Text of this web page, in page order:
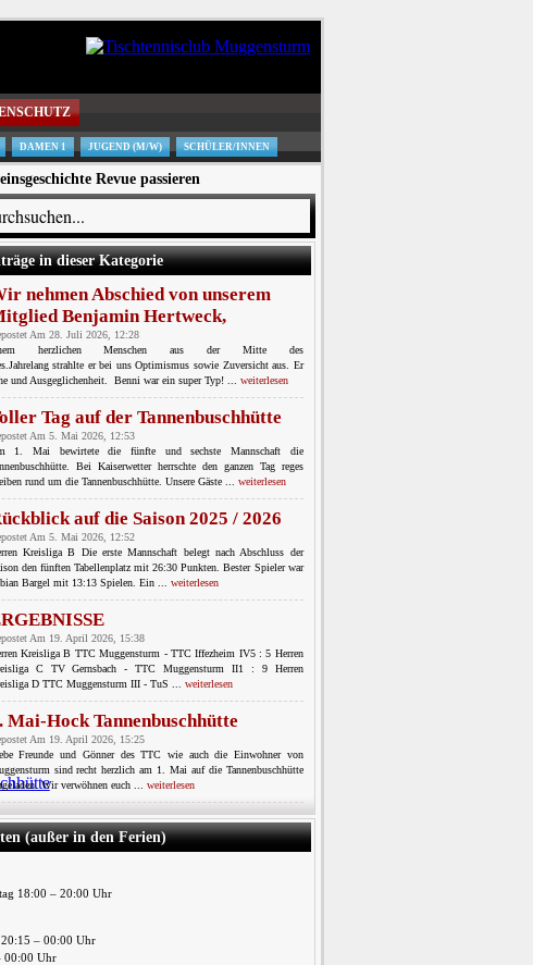
DAMEN 1 JUGEND (M/W) SCHÜLER/INNEN
Revue passieren
in dieser Kategorie
nehmen Abschied von unserem
Benjamin Hertweck,
Am 28. Juli 2026, 12:28
herzlichen Menschen aus der Mitte des
strahlte er bei uns Optimismus sowie Zuversicht aus. Er
und Ausgeglichenheit. Benni war ein super Typ! ... weiterlesen
Tag auf der Tannenbuschhütte
Am 5. Mai 2026, 12:53
1. Mai bewirtete die fünfte und sechste Mannschaft die
Bei Kaiserwetter herrschte den ganzen Tag reges
rund um die Tannenbuschhütte. Unsere Gäste ... weiterlesen
auf die Saison 2025 / 2026
Am 5. Mai 2026, 12:52
Kreisliga B Die erste Mannschaft belegt nach Abschluss der
den fünften Tabellenplatz mit 26:30 Punkten. Bester Spieler war
Bargel mit 13:13 Spielen. Ein ... weiterlesen
Am 19. April 2026, 15:38
Kreisliga B TTC Muggensturm - TTC Iffezheim IV5 : 5 Herren
C TV Gernsbach - TTC Muggensturm II1 : 9 Herren
D TTC Muggensturm III - TuS ... weiterlesen
Mai-Hock Tannenbuschhütte
Am 19. April 2026, 15:25
Freunde und Gönner des TTC wie auch die Einwohner von
sind recht herzlich am 1. Mai auf die Tannenbuschhütte
Wir verwöhnen euch ... weiterlesen
(außer in den Ferien)
18:00 – 20:00 Uhr
– 00:00 Uhr
00:00 Uhr